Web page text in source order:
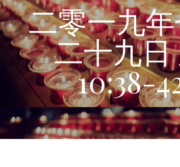
二零一九
二十九日
10:38-